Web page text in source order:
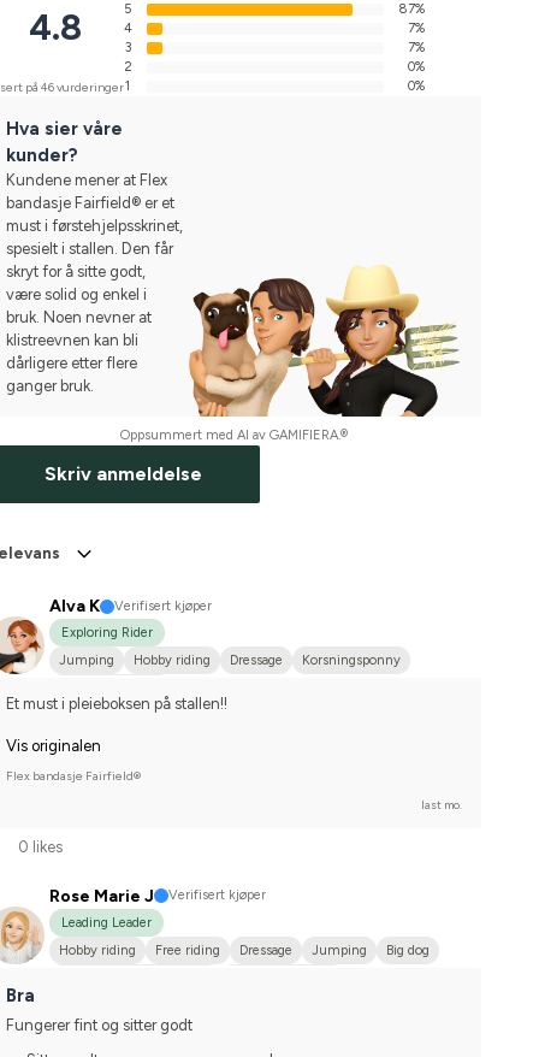
4.8
på 46 vurderinger
5
87%
4
7%
3
7%
2
0%
1
0%
Hva sier våre
kunder?
Kundene mener at Flex
bandasje Fairfield® er et
must i førstehjelpsskrinet,
spesielt i stallen. Den får
skryt for å sitte godt,
være solid og enkel i
bruk. Noen nevner at
klistreevnen kan bli
dårligere etter flere
ganger bruk.
Oppsummert med AI av GAMIFIERA.®
Skriv anmeldelse
Alva K
Verifisert kjøper
Exploring Rider
Jumping
Hobby riding Dressage
Korsningsponny
Et must i pleieboksen på stallen!!
Vis originalen
Flex bandasje Fairfield®
last mo.
0 likes
Rose Marie J
Verifisert kjøper
Leading Leader
Hobby riding
Free riding Dressage Jumping
Big dog
Bra
Fungerer fint og sitter godt